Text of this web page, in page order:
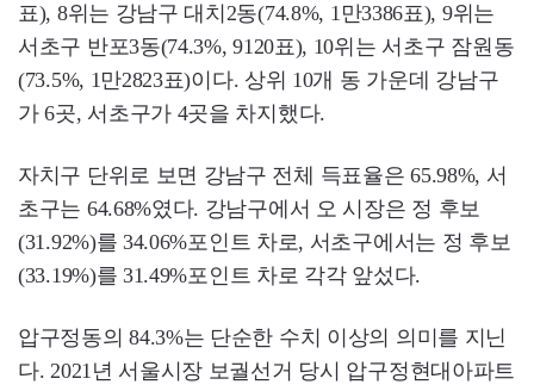
표), 8위는 강남구 대치2동(74.8%, 1만3386표), 9위는
서초구 반포3동(74.3%, 9120표), 10위는 서초구 잠원동
(73.5%, 1만2823표)이다. 상위 10개 동 가운데 강남구
가 6곳, 서초구가 4곳을 차지했다.
자치구 단위로 보면 강남구 전체 득표율은 65.98%, 서
초구는 64.68%였다. 강남구에서 오 시장은 정 후보
(31.92%)를 34.06%포인트 차로, 서초구에서는 정 후보
(33.19%)를 31.49%포인트 차로 각각 앞섰다.
압구정동의 84.3%는 단순한 수치 이상의 의미를 지닌
다. 2021년 서울시장 보궐선거 당시 압구정현대아파트